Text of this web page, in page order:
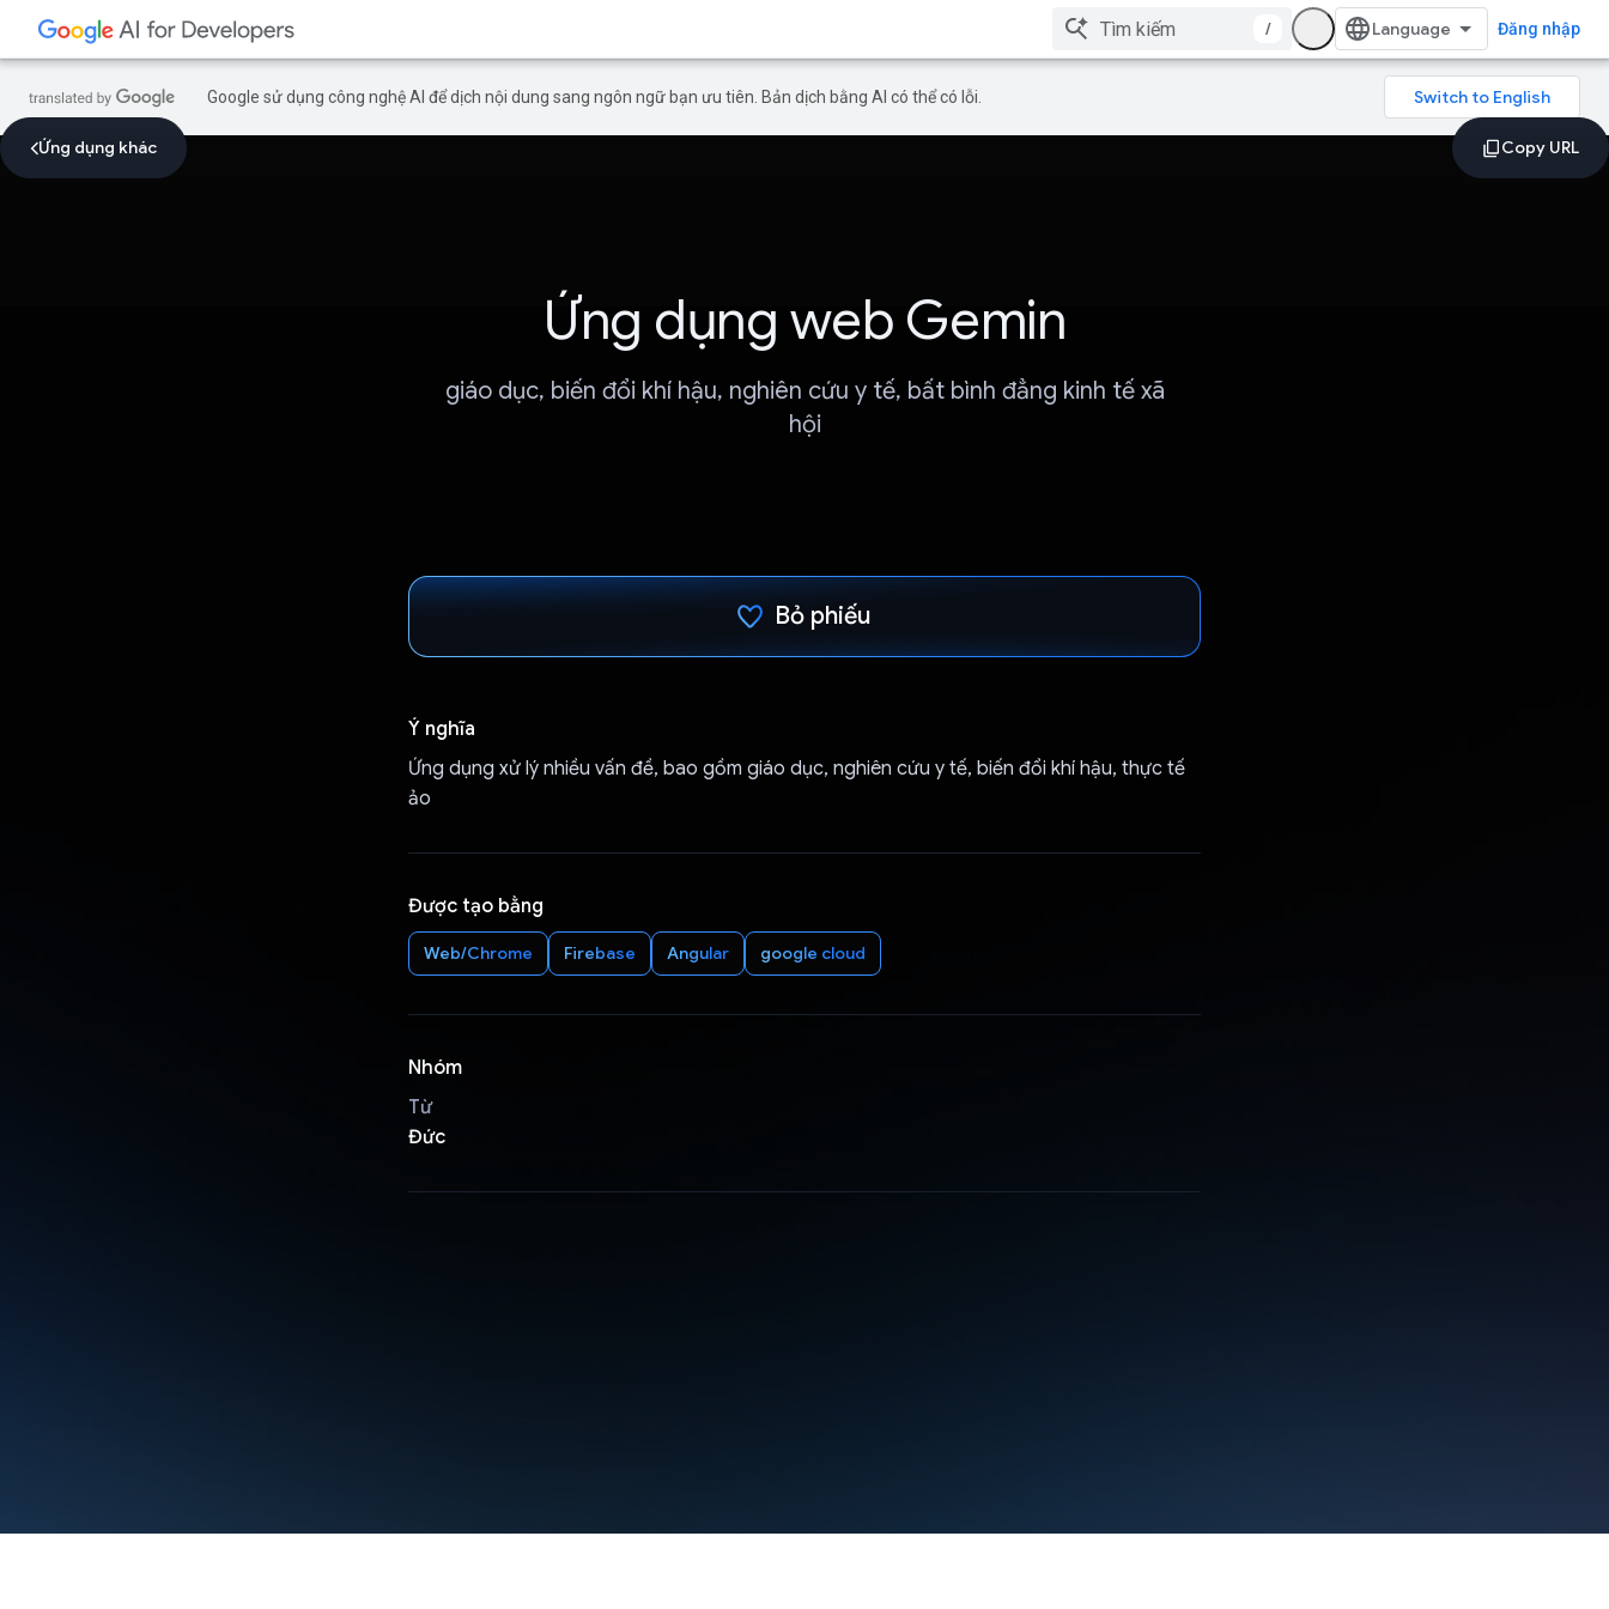
/ Đăng nhập
Google sử dụng công nghệ AI để dịch nội dung sang ngôn ngữ bạn ưu tiên. Bản dịch bằng AI có thể có lỗi.
Ứng dụng khác
Ứng dụng web Gemin
giáo dục, biến đổi khí hậu, nghiên cứu y tế, bất bình đẳng kinh tế xã
hội
Bỏ phiếu
Ý nghĩa
Ứng dụng xử lý nhiều vấn đề, bao gồm giáo dục, nghiên cứu y tế, biến đổi khí hậu, thực tế
ảo
Được tạo bằng
Web/Chrome Firebase Angular google cloud
Nhóm
Từ
Đức